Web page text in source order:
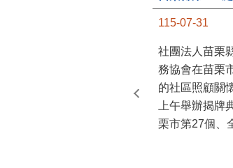
115-07-31
社團法人苗栗
務協會在苗栗
的社區照顧關
上午舉辦揭牌
栗市第27個、